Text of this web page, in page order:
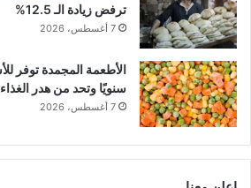
ترفض زيادة الـ 12.5%
7 أغسطس، 2026
سنويًا وتحد من هدر الغذاء
7 أغسطس، 2026